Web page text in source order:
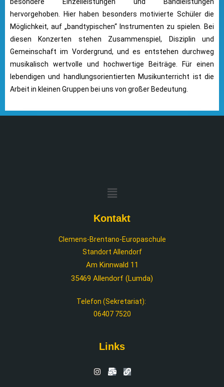
hervorgehoben. Hier haben besonders motivierte Schüler die
Möglichkeit, auf „bandtypischen“ Instrumenten zu spielen. Bei
diesen Konzerten stehen Zusammenspiel, Disziplin und
Gemeinschaft im Vordergrund, und es entstehen durchweg
musikalisch wertvolle und hochwertige Beiträge. Für einen
lebendigen und handlungsorientierten Musikunterricht ist die
Arbeit in kleinen Gruppen bei uns von großer Bedeutung.
Kontakt
Clemens-Brentano-Europaschule
Standort Allendorf
Am Kinnwald 11
35469 Allendorf (Lumda)
Telefon (Sekretariat):
06407 7520
Links